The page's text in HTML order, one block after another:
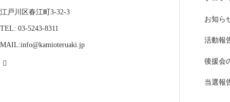
江戸川区春江町3-32-3
TEL: 03-5243-8311
MAIL:info@kamioteruaki.jp
お知ら
活動報
後援会
当選報